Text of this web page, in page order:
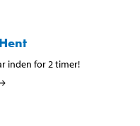
inden for 2 timer!